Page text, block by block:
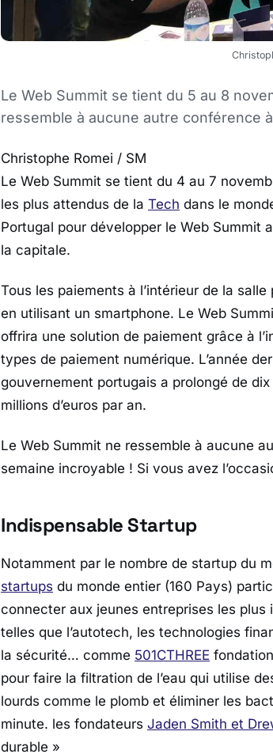
Le Web Summit se tient du 5 au 8
ressemble à aucune autre conférence
Christophe Romei / SM
Le Web Summit se tient du 4 au 7
les plus attendus de la Tech dans le
Portugal pour développer le Web Summit
la capitale.
Tous les paiements à l’intérieur de la
en utilisant un smartphone. Le Web
offrira une solution de paiement grâce à
types de paiement numérique. L’année
gouvernement portugais a prolongé de
millions d’euros par an.
Le Web Summit ne ressemble à aucune
semaine incroyable ! Si vous avez
Indispensable Startup
Notamment par le nombre de startup du
startups du monde entier (160 Pays)
connecter aux jeunes entreprises les
telles que l’autotech, les technologies
la sécurité… comme 501CTHREE
pour faire la filtration de l’eau qui utilise
lourds comme le plomb et éliminer les
minute. les fondateurs Jaden Smith et
durable »